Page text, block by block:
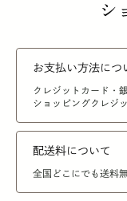
シ
お支払い方法につ
クレジットカード・
ショッピングクレジ
配送料について
全国どこにでも送料